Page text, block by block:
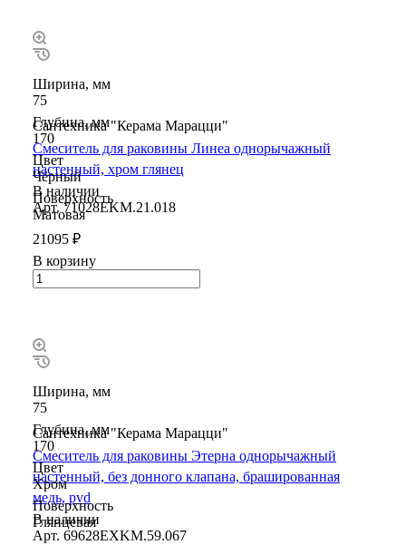
Ширина, мм
75
Глубина, мм
170
Цвет
Чёрный
Поверхность
Матовая
Ширина, мм
75
Глубина, мм
170
Цвет
Хром
Поверхность
Глянцевая
Сантехника "Керама Марацци"
Смеситель для раковины Линеа однорычажный
настенный, хром глянец
В наличии
Арт.71028EKM.21.018
21095 ₽
В корзину
Сантехника "Керама Марацци"
Смеситель для раковины Этерна однорычажный
настенный, без донного клапана, брашированная
медь, pvd
В наличии
Арт. 69628EXKM.59.067